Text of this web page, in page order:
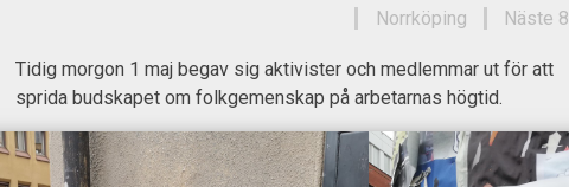
Näste 8
Norrköping
Tidig morgon 1 maj begav sig aktivister och medlemmar ut för att
sprida budskapet om folkgemenskap på arbetarnas högtid.